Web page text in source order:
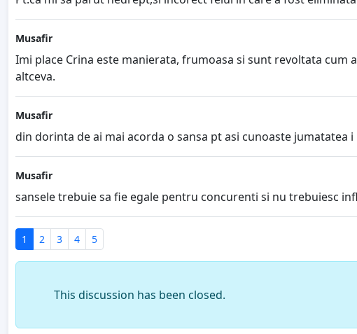
Musafir
Imi place Crina este manierata, frumoasa si sunt revoltata
altceva.
Musafir
din dorinta de ai mai acorda o sansa pt asi cunoaste jumatatea
Musafir
sansele trebuie sa fie egale pentru concurenti si nu trebuiesc
1 2 3 4 5
This discussion has been closed.